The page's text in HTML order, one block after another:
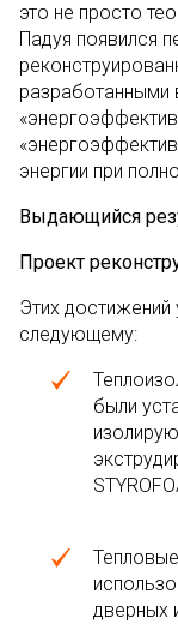
это не просто
Падуя появился
разработанными
энергии при
Выдающийся
Проект
Этих достижений
следующему:
были
дверных